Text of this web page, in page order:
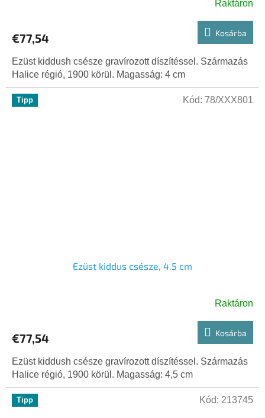
Raktáron
€77,54 Kosárba
Ezüst kiddush csésze gravírozott díszítéssel. Származás
Halice régió, 1900 körül. Magasság: 4 cm
Tipp
Ezüst kiddus csésze, 4.5 cm
Raktáron
€77,54 Kosárba
Ezüst kiddush csésze gravírozott díszítéssel. Származás
Halice régió, 1900 körül. Magasság: 4,5 cm
Kód: 78/XXX801
Tipp Kód: 213745